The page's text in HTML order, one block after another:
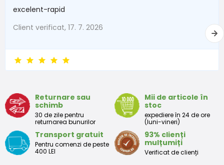
excelent-rapid
Client verificat, 17. 7. 2026
Returnare sau
schimb
30 de zile pentru
returnarea bunurilor
Mii de articole în
stoc
expediere în 24 de ore
(luni-vineri)
Transport gratuit
Pentru comenzi de peste
400 LEI
93% clienți
mulțumiți
Verificat de clienți